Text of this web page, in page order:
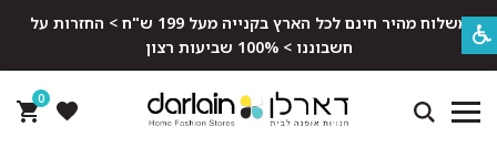
משלוח מהיר חינם לכל הארץ בקנייה מעל 199 ש"ח > החזרות על
חשבוננו > 100% שביעות רצון
0